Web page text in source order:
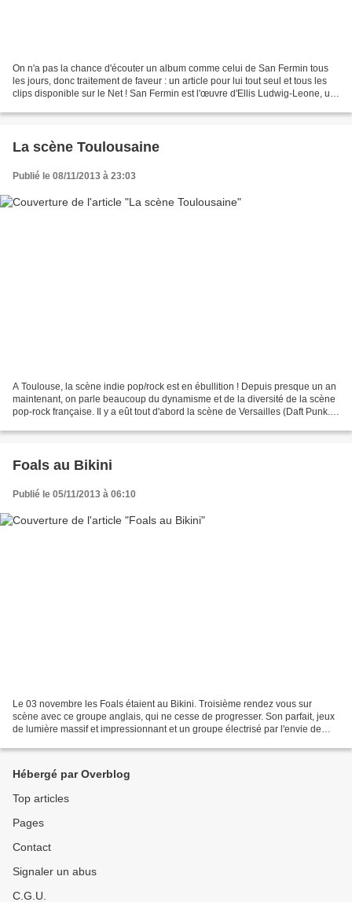
On n'a pas la chance d'écouter un album comme celui de San Fermin tous
les jours, donc traitement de faveur : un article pour lui tout seul et tous les
clips disponible sur le Net ! San Fermin est l'œuvre d'Ellis Ludwig-Leone, un
La scène Toulousaine
Publié le 08/11/2013 à 23:03
A Toulouse, la scène indie pop/rock est en ébullition ! Depuis presque un an
maintenant, on parle beaucoup du dynamisme et de la diversité de la scène
pop-rock française. Il y a eût tout d'abord la scène de Versailles (Daft Punk.
Foals au Bikini
Publié le 05/11/2013 à 06:10
Le 03 novembre les Foals étaient au Bikini. Troisième rendez vous sur
scène avec ce groupe anglais, qui ne cesse de progresser. Son parfait, jeux
de lumière massif et impressionnant et un groupe électrisé par l'envie de
Hébergé par Overblog
Top articles
Pages
Contact
Signaler un abus
C.G.U.